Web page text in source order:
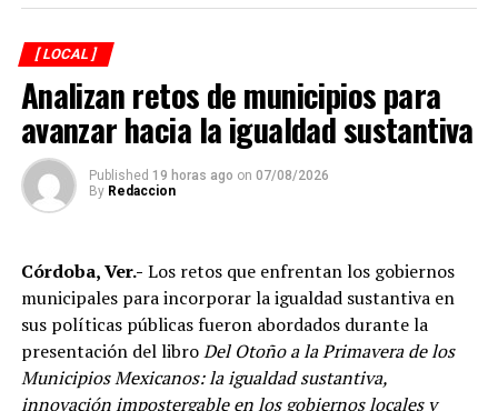
Explicó que de los participantes serán seleccionados
alrededor de 40 atletas que representarán a México en
el campeonato mundial programado para noviembre en
Georgia, por lo que el torneo en Córdoba también
funciona como una de las principales etapas para
conformar al equipo nacional.
[ LOCAL ]
Analizan retos de municipios para
avanzar hacia la igualdad sustantiva
Published 19 horas ago on 07/08/2026
By Redaccion
Córdoba, Ver.- Los retos que enfrentan los gobiernos
municipales para incorporar la igualdad sustantiva en
sus políticas públicas fueron abordados durante la
presentación del libroDel Otoño a la Primavera de los
Municipios Mexicanos: la igualdad sustantiva,
innovación impostergable en los gobiernos locales y